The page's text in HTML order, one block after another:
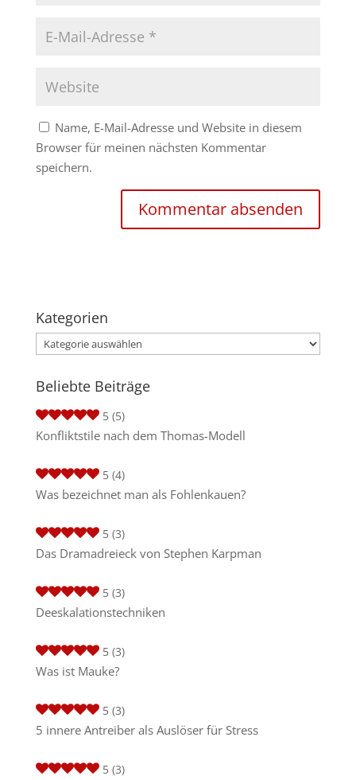
Name, E-Mail-Adresse und Website in diesem
Browser für meinen nächsten Kommentar
speichern.
Kategorien
Kategorien
Beliebte Beiträge
5 (5)
Konfliktstile nach dem Thomas-Modell
5 (4)
Was bezeichnet man als Fohlenkauen?
5 (3)
Das Dramadreieck von Stephen Karpman
5 (3)
Deeskalationstechniken
5 (3)
Was ist Mauke?
5 (3)
5 innere Antreiber als Auslöser für Stress
5 (3)